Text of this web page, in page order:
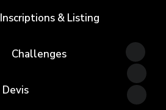
Inscriptions & Listing
Challenges
Devis